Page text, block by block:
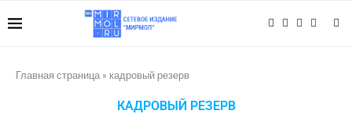
Главная страница » кадровый резерв
КАДРОВЫЙ РЕЗЕРВ